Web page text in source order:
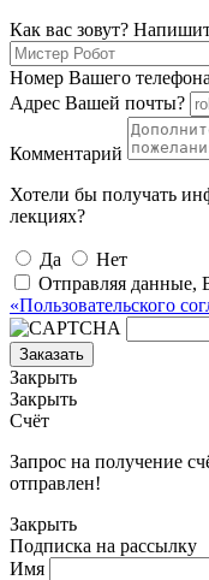
Как вас зовут?
Номер Вашего
Адрес Вашей почты?
Комментарий
Хотели бы получать
лекциях?
Да
Нет
Отправляя данные,
«Пользовательского
Заказать
Закрыть
Закрыть
Счёт
Запрос на получение
отправлен!
Закрыть
Подписка на рассылку
Имя